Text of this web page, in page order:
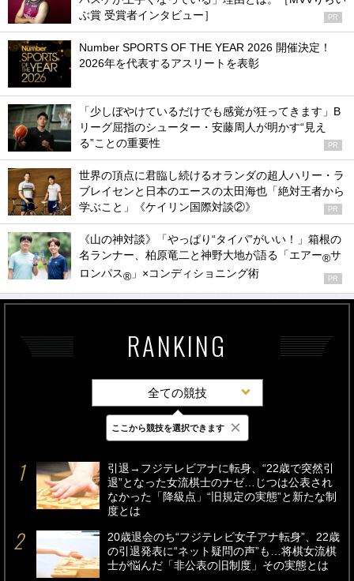
ぶ賞 受賞者インタビュー］
PR
Number SPORTS OF THE YEAR 2026 開催決定！
2026年を代表するアスリートを表彰
「少しぼやけているだけでも感覚が狂ってきます」B
リーグ屈指のシューター・安藤周人が明かす“見え
る”ことの重要性
PR
世界の頂点に君臨し続けるオランダの超人ハリー・ラ
ブレイセンと日本のエースの太田海也「絶対王者から
学ぶこと」《ケイリン国際対談②》
PR
《山の神対談》「やっぱり“タイパ”がいい！」箱根の
名ランナー、柏原竜二と神野大地が語る「エアー®サ
ロンパス® 」×コンディショニング術 PR
RANKING
全ての競技
最新 24時間 週間
引退→フジテレビアナに転身、“22歳で突然引
退”となった女流棋士のナゼ…じつは公表され
なかった「降級点」“旧規定の実態”と新たな制
度とは
20歳退会のち“フジテレビ女子アナ転身”、22歳
の引退発表に“ネット疑問の声”も…将棋女流棋
士が悩んだ「非公表の旧制度」その実態とは
ここから競技を選択できます ×